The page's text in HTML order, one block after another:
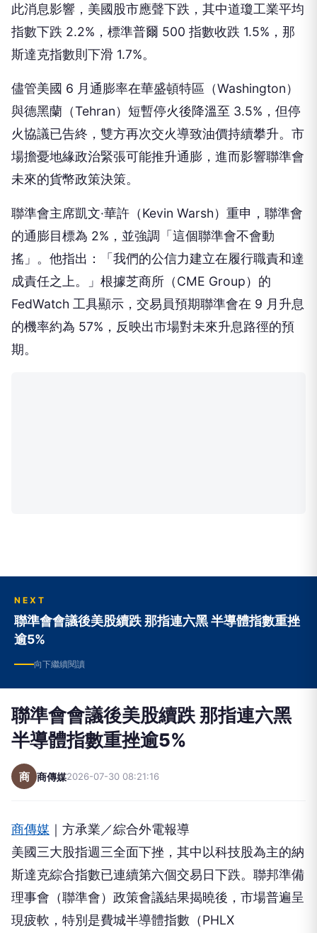
此消息影響，美國股市應聲下跌，其中道瓊工業平均
指數下跌 2.2%，標準普爾 500 指數收跌 1.5%，那
斯達克指數則下滑 1.7%。
儘管美國 6 月通膨率在華盛頓特區（Washington）
與德黑蘭（Tehran）短暫停火後降溫至 3.5%，但停
火協議已告終，雙方再次交火導致油價持續攀升。市
場擔憂地緣政治緊張可能推升通膨，進而影響聯準會
未來的貨幣政策決策。
聯準會主席凱文·華許（Kevin Warsh）重申，聯準會
的通膨目標為 2%，並強調「這個聯準會不會動
搖」。他指出：「我們的公信力建立在履行職責和達
成責任之上。」根據芝商所（CME Group）的
FedWatch 工具顯示，交易員預期聯準會在 9 月升息
的機率約為 57%，反映出市場對未來升息路徑的預
期。
NEXT
聯準會會議後美股續跌 那指連六黑 半導體指數重挫
逾5%
向下繼續閱讀
聯準會會議後美股續跌 那指連六黑
半導體指數重挫逾5%
商 商傳媒2026-07-30 08:21:16
商傳媒 ｜方承業／綜合外電報導
美國三大股指週三全面下挫，其中以科技股為主的納
斯達克綜合指數已連續第六個交易日下跌。聯邦準備
理事會（聯準會）政策會議結果揭曉後，市場普遍呈
現疲軟，特別是費城半導體指數（PHLX